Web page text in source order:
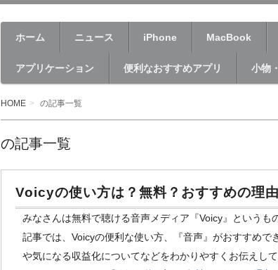
Apple Geek LABO
ホーム
ニュース iPhone MacBook
アプリケーション 便利なおすすめアプリ 小物
HOME の記事一覧
の記事一覧
Voicyの使い方は？無料？おすすめの理
みなさんは無料で聴ける音声メディア『Voicy』というも
記事では、Voicyの便利な使い方、『音声』がおすすめで
や気になる収益化についてなどをわかりやすくお伝えして